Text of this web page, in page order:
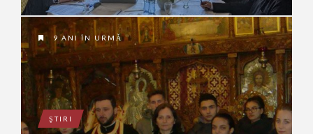
9 ANI ÎN URMĂ
ŞTIRI